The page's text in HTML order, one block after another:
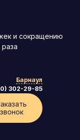
и сокращению
Барнаул
302-29-85
звонок